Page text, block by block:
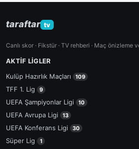
taraftar tv
Canlı skor · Fikstür · TV rehberi · Maç önizleme
AKTIF LIGLER
Kulüp Hazırlık Maçları
109
TFF 1. Lig 9
UEFA Şampiyonlar Ligi 10
UEFA Avrupa Ligi 13
UEFA Konferans Ligi 30
Süper Lig 1